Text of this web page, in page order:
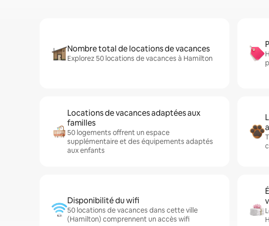
Nombre total de locations de vacances
Explorez 50 locations de vacances à Hamilton
Locations de vacances adaptées aux
familles
50 logements offrent un espace
supplémentaire et des équipements adaptés
aux enfants
Disponibilité du wifi
50 locations de vacances dans cette ville
(Hamilton) comprennent un accès wifi